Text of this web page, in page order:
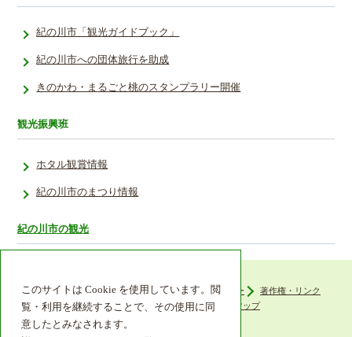
このサイトは Cookie を使用しています。閲
覧・利用を継続することで、その使用に同
意したとみなされます。
紀の川市「観光ガイドブック」
紀の川市への団体旅行を助成
きのかわ・まるごと桃のスタンプラリー開催
観光振興班
ホタル観賞情報
紀の川市のまつり情報
紀の川市の観光
ウェブアクセシビリティ プライバシーポリシー
著作権・リンク
組織機構
リンク集 サイトマップ